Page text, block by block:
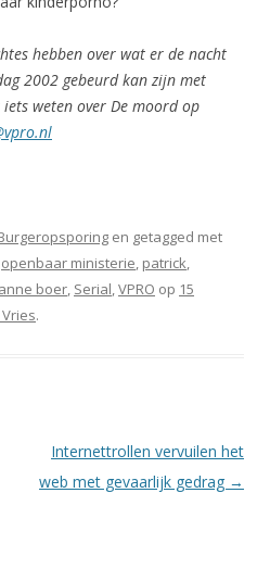
hebben over wat er de nacht
2002 gebeurd kan zijn met
weten over De moord op
en getagged met
openbaar ministerie, patrick,
boer, Serial,VPRO op 15
.
Internettrollen vervuilen het
web met gevaarlijk gedrag →